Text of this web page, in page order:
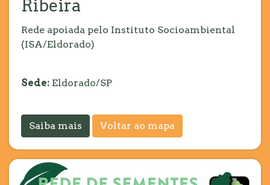
Ribeira
Rede apoiada pelo Instituto Socioambiental
(ISA/Eldorado)
Sede: Eldorado/SP
Saiba mais Voltar ao mapa